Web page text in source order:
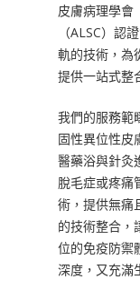
皮膚病理學會
（ALSC）認
軌的技術，為
提供一站式整
我們的服務範
固性異位性皮
醫藥浴與針灸
脫毛症或疼痛
術，提供無痛
的技術整合，
位的免疫防禦
深度，又充滿